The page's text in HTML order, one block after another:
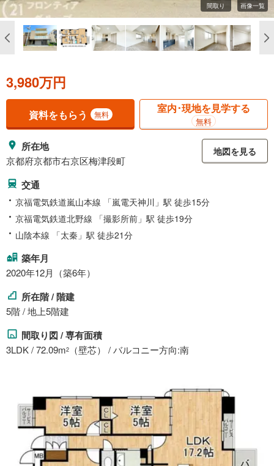
間取り 画像一覧
3,980万円
資料をもらう 無料 室内･現地を見学する
無料
所在地
京都府京都市右京区梅津段町
地図を見る
交通
京福電気鉄道嵐山本線 「嵐電天神川」駅 徒歩15分
京福電気鉄道北野線 「撮影所前」駅 徒歩19分
山陰本線 「太秦」駅 徒歩21分
築年月
2020年12月（築6年）
所在階 / 階建
5階 / 地上5階建
間取り図 / 専有面積
3LDK / 72.09m2 （壁芯） / バルコニー方向:南